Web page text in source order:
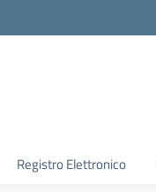
Registro Elettronico